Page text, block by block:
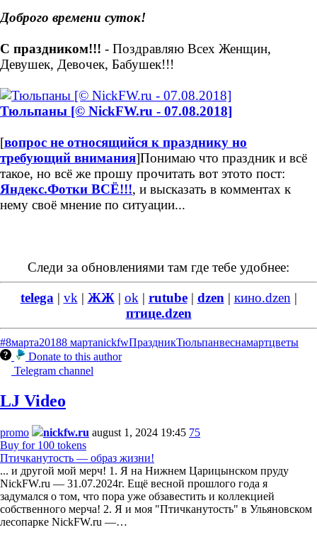
Доброго времени суток!
С праздником!!! - Поздравляю Всех Женщин,
Девушек, Девочек, Бабушек!!!
Тюльпаны [© NickFW.ru - 07.08.2018]
[вопрос не относящийся к празднику но
требующий внимания]Понимаю что праздник и всё
такое, но всё же прошу прочитать вот этото пост:
Яндекс.Фотки ВСЁ!!!, и высказать в комментах к
нему своё мнение по ситуации...
Следи за обновлениями там где тебе удобнее:
telega | vk | ЖЖ | ok | rutube| dzen | кино.dzen |
птице.dzen
#8марта20188 мартаnickfwПраздникТюльпанвеснамартцветы
Donate to this author
Telegram channel
LJ Video
promo nickfw.ru august 1, 2024 19:45 75
Buy for 100 tokens
Птичканутость — образ жизни!
... и другой мой мерч! 1. Я на Нижнем Царицынском пруду
NickFW.ru — 31.07.2024г. Ещё весной прошлого года я
задумался о том, что пора уже обзавестить и коллекцией
собственного мерча! 2. Я и моя "Птичканутость" в Ульяновском
лесопарке NickFW.ru —…